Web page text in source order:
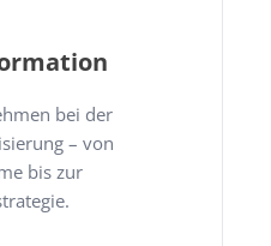
bei der
– von
bis zur